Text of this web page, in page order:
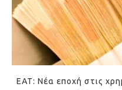
ΕΑΤ: Νέα εποχή στις